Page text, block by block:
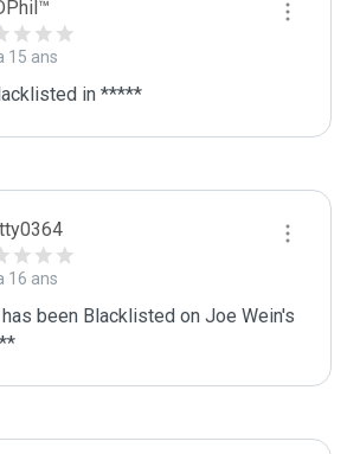
15 ans
in *****
16 ans
been Blacklisted on Joe Wein's